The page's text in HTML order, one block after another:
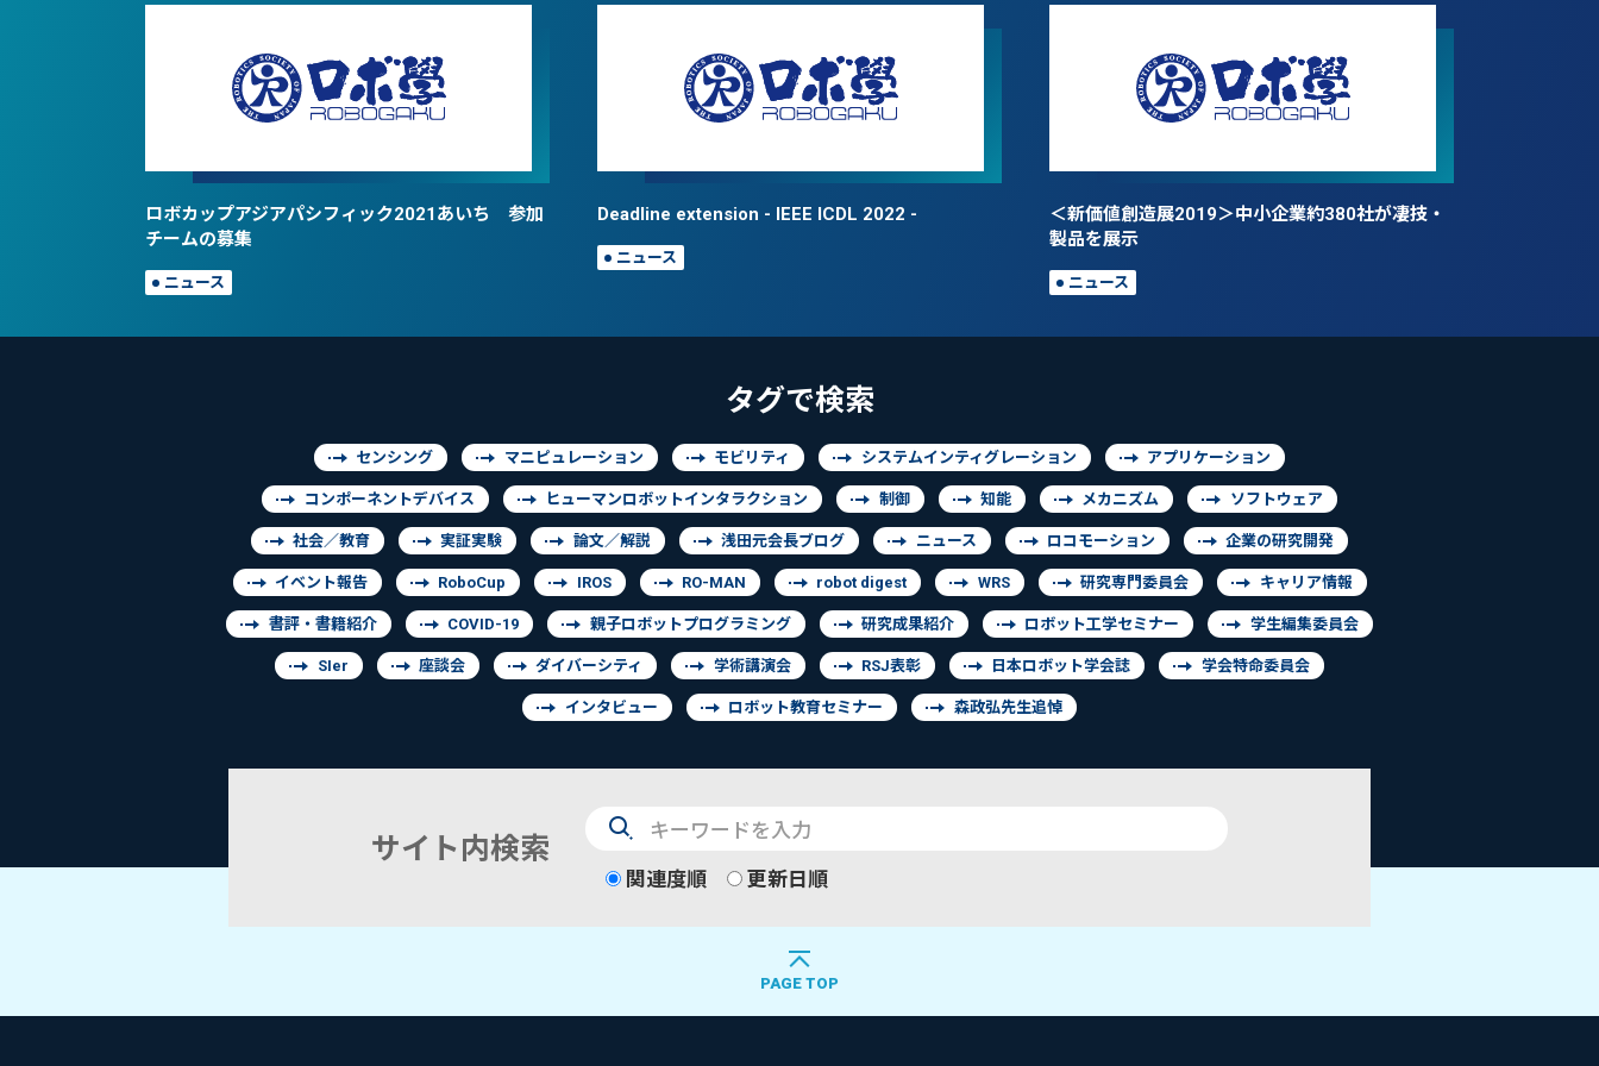
ロボカップアジアパシフィック2021あいち 参加
チームの募集
ニュース
Deadline extension - IEEE ICDL 2022 -
ニュース
＜新価値創造展2019＞中小企業約380社が凄技・
製品を展示
ニュース
タグで検索
センシング マニピュレーション モビリティ システムインティグレーション アプリケーション
コンポーネントデバイス ヒューマンロボットインタラクション 制御 知能 メカニズム ソフトウェア
社会／教育 実証実験 論文／解説 浅田元会長ブログ ニュース ロコモーション 企業の研究開発
イベント報告 RoboCup IROS RO-MAN robot digest WRS 研究専門委員会 キャリア情報
書評・書籍紹介 COVID-19 親子ロボットプログラミング 研究成果紹介 ロボット工学セミナー 学生編集委員会
SIer 座談会 ダイバーシティ 学術講演会 RSJ表彰 日本ロボット学会誌 学会特命委員会
インタビュー ロボット教育セミナー 森政弘先生追悼
サイト内検索
検
索関連度順 更新日順
PAGE TOP